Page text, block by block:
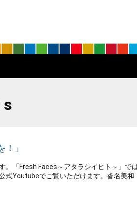
」
。「Fresh Faces～アタラシイヒト～」で
Youtubeでご覧いただけます。沓名美和